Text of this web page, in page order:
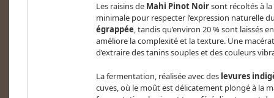
Les raisins de Mahi Pinot Noirsont récoltés à
minimale pour respecter l’expression naturelle
égrappée, tandis qu’environ 20 % sont laissés
améliore la complexité et la texture. Une
d’extraire des tanins souples et des couleurs
La fermentation, réalisée avec des levures
cuves, où le moût est délicatement plongé à la